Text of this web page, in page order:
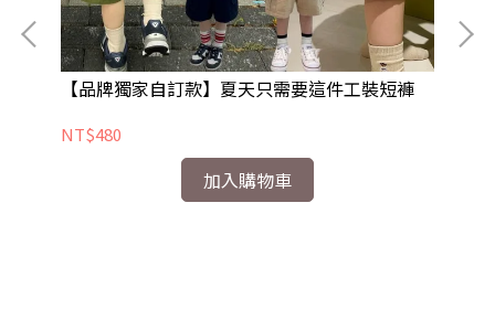
【品牌獨家自訂款】夏天只需要這件工裝短褲
NT$480
加入購物車